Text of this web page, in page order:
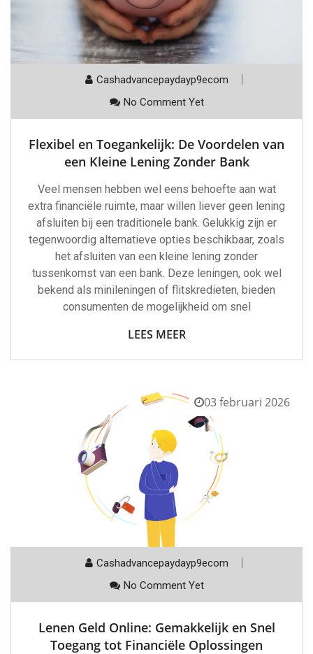
Cashadvancepaydayp9ecom
No Comment Yet
Flexibel en Toegankelijk: De Voordelen van
een Kleine Lening Zonder Bank
Veel mensen hebben wel eens behoefte aan wat
extra financiële ruimte, maar willen liever geen lening
afsluiten bij een traditionele bank. Gelukkig zijn er
tegenwoordig alternatieve opties beschikbaar, zoals
het afsluiten van een kleine lening zonder
tussenkomst van een bank. Deze leningen, ook wel
bekend als minileningen of flitskredieten, bieden
consumenten de mogelijkheid om snel
LEES MEER
03 februari 2026
Cashadvancepaydayp9ecom
No Comment Yet
Lenen Geld Online: Gemakkelijk en Snel
Toegang tot Financiële Oplossingen